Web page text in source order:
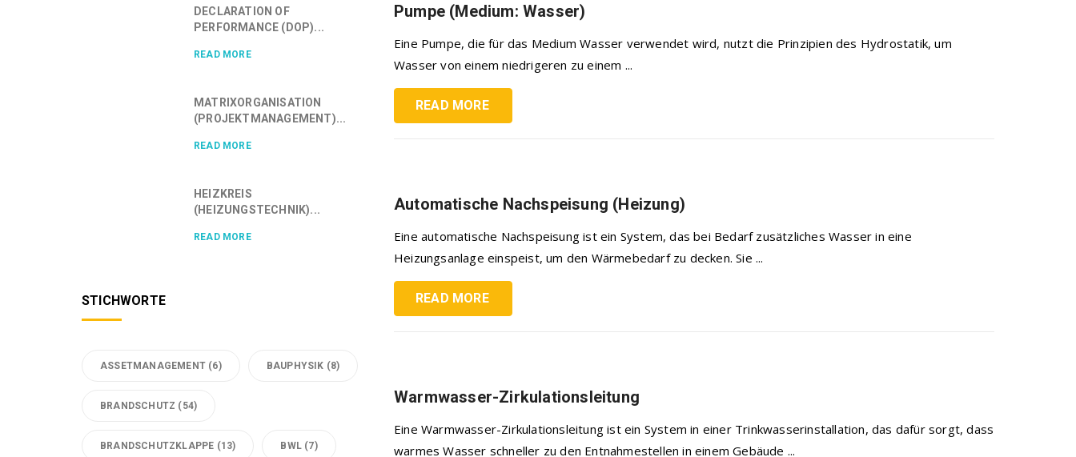
Pumpe (Medium: Wasser)
Eine Pumpe, die für das Medium Wasser verwendet wird, nutzt die Prinzipien des Hydrostatik, um
Wasser von einem niedrigeren zu einem ...
READ MORE
Automatische Nachspeisung (Heizung)
Eine automatische Nachspeisung ist ein System, das bei Bedarf zusätzliches Wasser in eine
Heizungsanlage einspeist, um den Wärmebedarf zu decken. Sie ...
READ MORE
Warmwasser-Zirkulationsleitung
Eine Warmwasser-Zirkulationsleitung ist ein System in einer Trinkwasserinstallation, das dafür sorgt, dass
warmes Wasser schneller zu den Entnahmestellen in einem Gebäude ...
DECLARATION OF
PERFORMANCE (DOP)...
READ MORE
MATRIXORGANISATION
(PROJEKTMANAGEMENT)...
READ MORE
HEIZKREIS
(HEIZUNGSTECHNIK)...
READ MORE
STICHWORTE
ASSETMANAGEMENT (6) BAUPHYSIK (8)
BRANDSCHUTZ (54)
BRANDSCHUTZKLAPPE (13) BWL (7)